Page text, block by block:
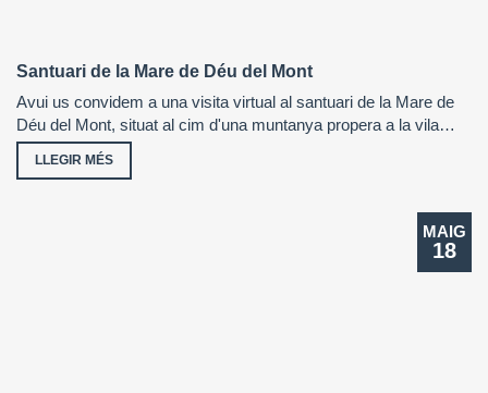
Santuari de la Mare de Déu del Mont
Avui us convidem a una visita virtual al santuari de la Mare de
Déu del Mont, situat al cim d'una muntanya propera a la vila…
LLEGIR MÉS
MAIG
18